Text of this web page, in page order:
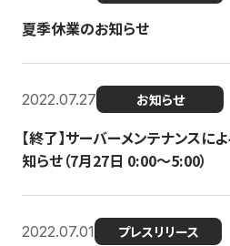
夏季休業のお知らせ
2022.07.27 お知らせ
【終了】サーバーメンテナンス
知らせ（7月27日 0:00〜5:00）
2022.07.01 プレスリリース